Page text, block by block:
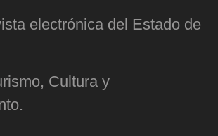
electrónica del Estado de
Cultura y